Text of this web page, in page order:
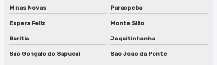
Serviço de conserto de lavadora de anilox
Serviço de conserto de lavadora de anilox em jundiaí
Minas Novas Paraopeba
Espera Feliz Monte Sião
Buritis Jequitinhonha
São Gonçalo do Sapucaí São João da Ponte